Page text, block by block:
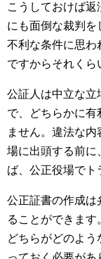
こうしておけば
にも面倒な裁判を
不利な条件に思わ
ですからそれくら
公証人は中立な立
で、どちらかに有
ません。違法な
場に出頭する前に
ば、公正役場でト
公正証書の作成は
ることができま
どちらがどのよ